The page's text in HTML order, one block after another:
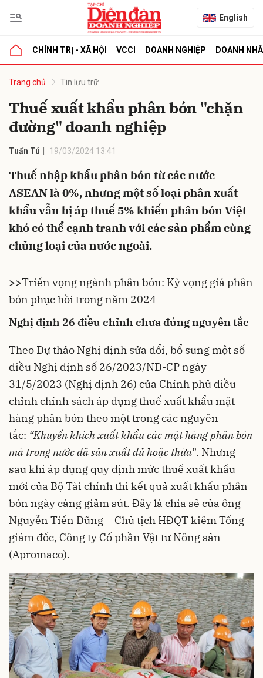
English
CHÍNH TRỊ - XÃ HỘI VCCI DOANH NGHIỆP DOANH
Trang chủ Tin lưu trữ
Thuế xuất khẩu phân bón "chặn
đường" doanh nghiệp
Tuấn Tú 19/03/2024 13:41
Thuế nhập khẩu phân bón từ các nước
ASEAN là 0%, nhưng một số loại phân xuất
khẩu vẫn bị áp thuế 5% khiến phân bón Việt
khó có thể cạnh tranh với các sản phẩm cùng
chủng loại của nước ngoài.
>>Triển vọng ngành phân bón: Kỳ vọng giá phân
bón phục hồi trong năm 2024
Nghị định 26 điều chỉnh chưa đúng nguyên tắc
Theo Dự thảo Nghị định sửa đổi, bổ sung một số
điều Nghị định số 26/2023/NĐ-CP ngày
31/5/2023 (Nghị định 26) của Chính phủ điều
chỉnh chính sách áp dụng thuế xuất khẩu mặt
hàng phân bón theo một trong các nguyên
tắc: “Khuyến khích xuất khẩu các mặt hàng phân bón
mà trong nước đã sản xuất đủ hoặc thừa”. Nhưng
sau khi áp dụng quy định mức thuế xuất khẩu
mới của Bộ Tài chính thì kết quả xuất khẩu phân
bón ngày càng giảm sút. Đây là chia sẻ của ông
Nguyễn Tiến Dũng – Chủ tịch HĐQT kiêm Tổng
giám đốc, Công ty Cổ phần Vật tư Nông sản
(Apromaco).
luận
Hủy